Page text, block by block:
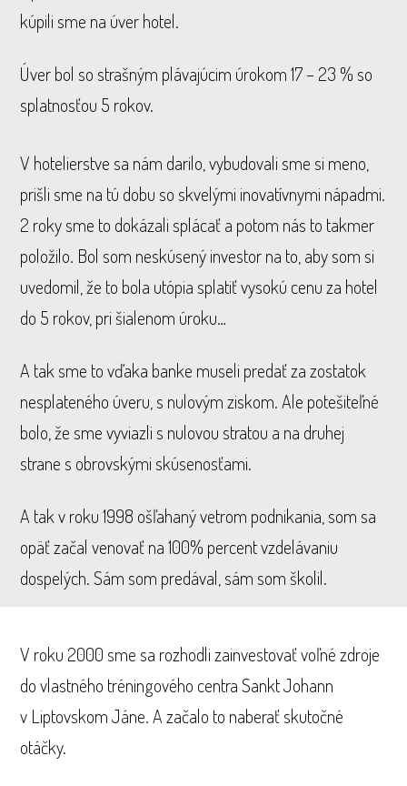
kúpili sme na úver hotel.
Úver bol so strašným plávajúcim úrokom 17 – 23 % so
splatnosťou 5 rokov.
V hotelierstve sa nám darilo, vybudovali sme si meno,
prišli sme na tú dobu so skvelými inovatívnymi nápadmi.
2 roky sme to dokázali splácať a potom nás to takmer
položilo. Bol som neskúsený investor na to, aby som si
uvedomil, že to bola utópia splatiť vysokú cenu za hotel
do 5 rokov, pri šialenom úroku…
A tak sme to vďaka banke museli predať za zostatok
nesplateného úveru, s nulovým ziskom. Ale potešiteľné
bolo, že sme vyviazli s nulovou stratou a na druhej
strane s obrovskými skúsenosťami.
A tak v roku 1998 ošľahaný vetrom podnikania, som sa
opäť začal venovať na 100% percent vzdelávaniu
dospelých. Sám som predával, sám som školil.
V roku 2000 sme sa rozhodli zainvestovať voľné zdroje
do vlastného tréningového centra Sankt Johann
v Liptovskom Jáne. A začalo to naberať skutočné
otáčky.